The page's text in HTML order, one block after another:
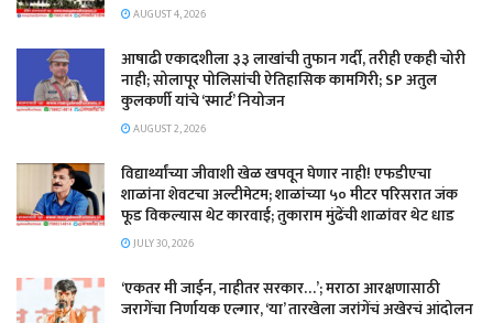
AUGUST 4, 2026
आषाढी एकादशीला ३३ लाखांची तुफान गर्दी, तरीही एकही चोरी
नाही; सोलापूर पोलिसांची ऐतिहासिक कामगिरी; SP अतुल
कुलकर्णी यांचे ‘स्मार्ट’ नियोजन
AUGUST 2, 2026
विद्यार्थ्यांच्या जीवाशी खेळ खपवून घेणार नाही! एफडीएचा
शाळांना शेवटचा अल्टीमेटम; शाळांच्या ५० मीटर परिसरात जंक
फूड विकल्यास थेट कारवाई; तुकाराम मुंढेंची शाळांवर थेट धाड
JULY 30, 2026
‘एकतर मी जाईन, नाहीतर सरकार…’; मराठा आरक्षणासाठी
जरागेंचा निर्णायक एल्गार, ‘या’ तारखेला जरांगेंचं अखेरचं आंदोलन